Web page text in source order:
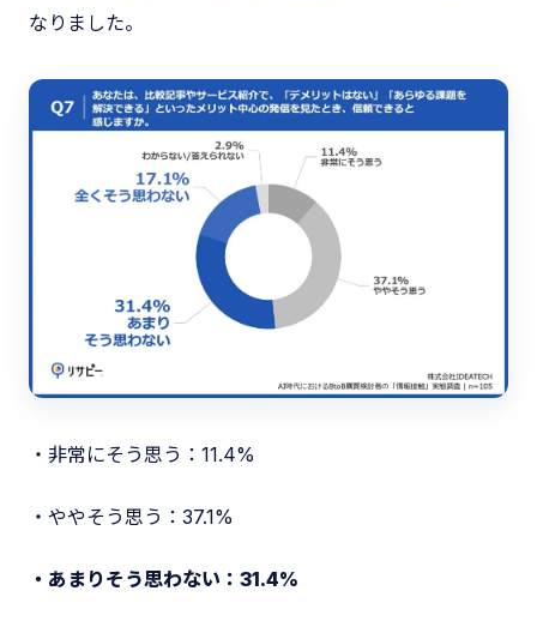
なりました。
・非常にそう思う：11.4%
・ややそう思う：37.1%
・あまりそう思わない：31.4%